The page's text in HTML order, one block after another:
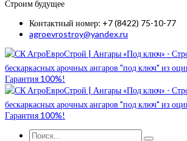
Строим будущее
Контактный номер: +7 (8422) 75-10-77
agroevrostroy@yandex.ru